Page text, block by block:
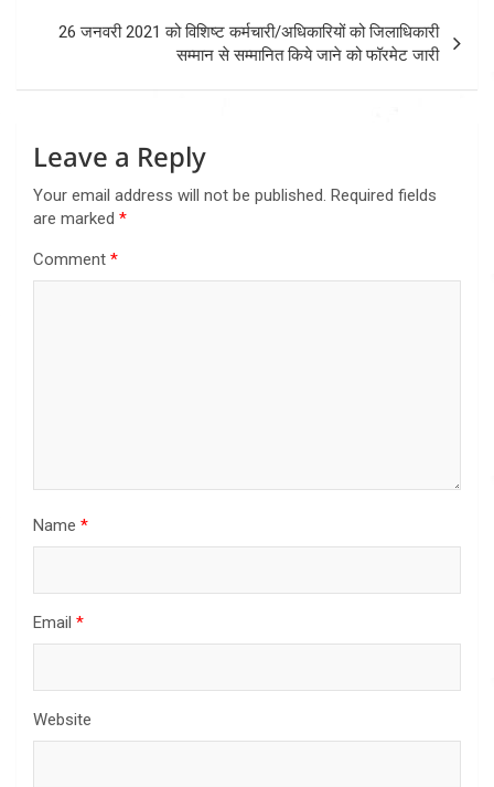
26 जनवरी 2021 को विशिष्ट कर्मचारी/अधिकारियों को जिलाधिकारी
सम्मान से सम्मानित किये जाने को फॉरमेट जारी
Leave a Reply
Your email address will not be published. Required fields
are marked *
Comment *
Name *
Email *
Website